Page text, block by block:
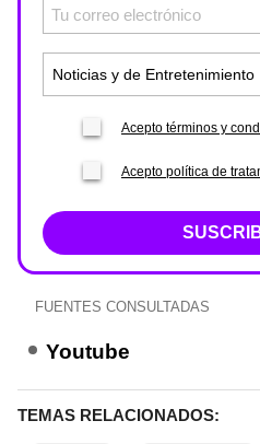
Acepto términos y
Acepto política de
FUENTES CONSULTADAS
Youtube
TEMAS RELACIONADOS: